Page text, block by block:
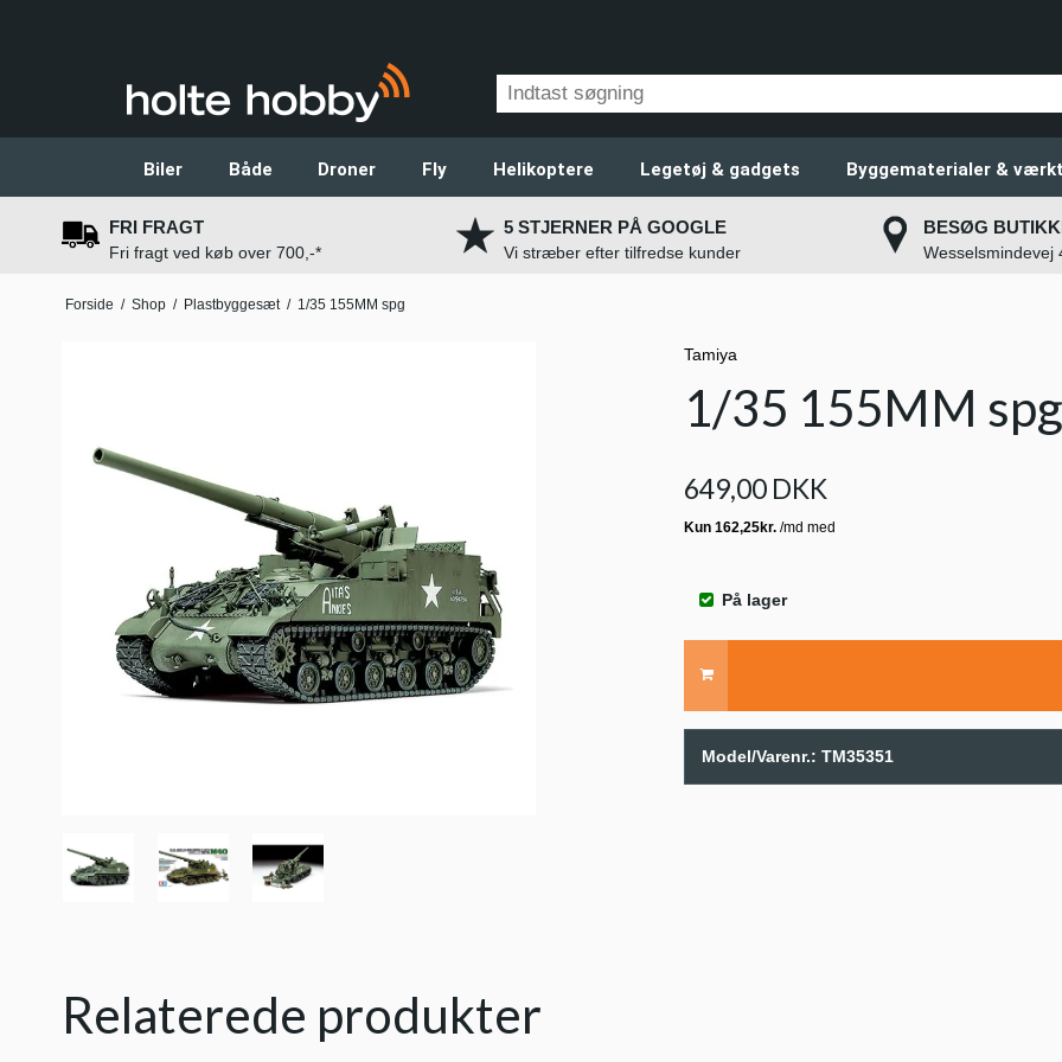
Biler Både Droner Fly Helikoptere Legetøj & gadgets Byggematerialer &
FRI FRAGT
Fri fragt ved køb over 700,-*
5 STJERNER PÅ GOOGLE
Vi stræber efter tilfredse kunder
BESØG
Forside / Shop / Plastbyggesæt / 1/35 155MM spg
Tamiya
1/35 155MM spg
649,00 DKK
På lager
Model/Varenr.: TM35351
Relaterede produkter